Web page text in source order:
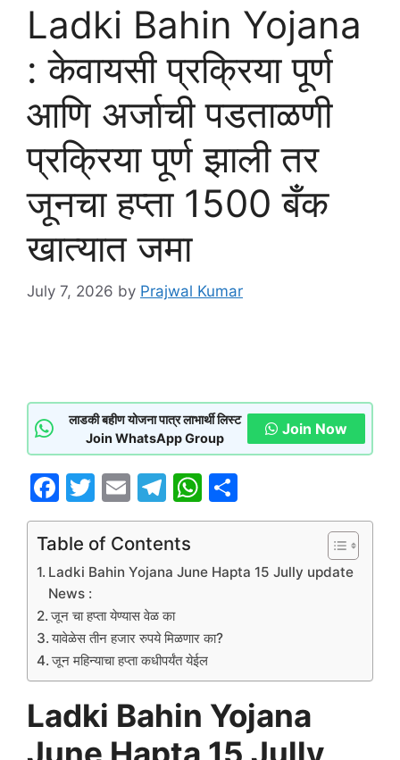
Ladki Bahin Yojana
: केवायसी प्रक्रिया पूर्ण
आणि अर्जाची पडताळणी
प्रक्रिया पूर्ण झाली तर
जूनचा हप्ता 1500 बँक
खात्यात जमा
July 7, 2026 by Prajwal Kumar
लाडकी बहीण योजना पात्र लाभार्थी लिस्ट
Join WhatsApp Group
Join Now
F
a
c
e
b
o
o
k
T
w
itt
er
E
m
ai
l
T
el
e
gr
m
W
h
s
p
p
h
e
Table of Contents
Ladki Bahin Yojana June Hapta 15 Jully update
News :
जून चा हप्ता येण्यास वेळ का
यावेळेस तीन हजार रुपये मिळणार का?
जून महिन्याचा हप्ता कधीपर्यंत येईल
Ladki Bahin Yojana